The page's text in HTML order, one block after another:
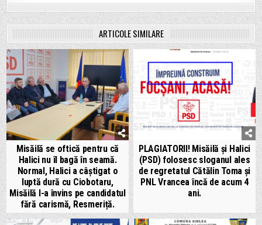
ARTICOLE SIMILARE
Misăilă se oftică pentru că
Halici nu îl bagă în seamă.
Normal, Halici a câștigat o
luptă dură cu Ciobotaru,
Misăilă l-a învins pe candidatul
fără carismă, Resmeriță.
PLAGIATORII! Misăilă și Halici
(PSD) folosesc sloganul ales
de regretatul Cătălin Toma și
PNL Vrancea încă de acum 4
ani.